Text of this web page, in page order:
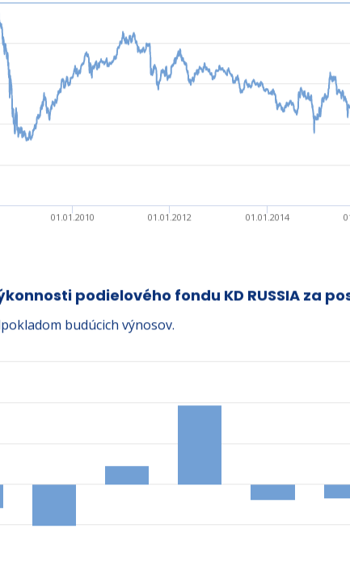
01.01.2010 01.01.2012 01.01.2014
podielového fondu KD RUSSIA za
budúcich výnosov.